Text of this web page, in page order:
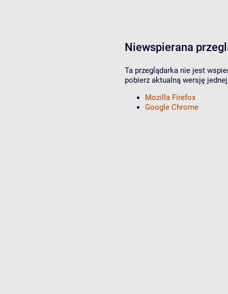
Niewspierana
Ta przeglądarka nie jest
pobierz aktualną wersję
Mozilla Firefox
Google Chrome